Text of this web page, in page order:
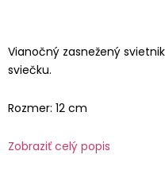
Vianočný zasnežený
sviečku.
Rozmer: 12 cm
Zobraziť celý popis